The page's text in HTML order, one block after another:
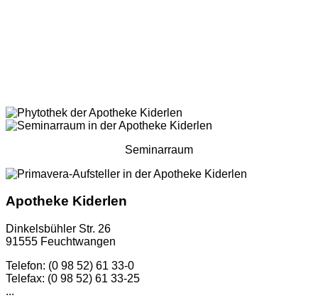
Seminarraum
Apotheke Kiderlen
Dinkelsbühler Str. 26
91555 Feuchtwangen
Telefon: (0 98 52) 61 33-0
Telefax: (0 98 52) 61 33-25
...